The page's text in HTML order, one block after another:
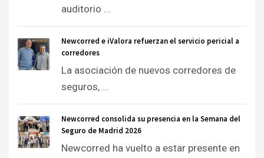
auditorio ...
Newcorred e iValora refuerzan el servicio pericial a
corredores
La asociación de nuevos corredores de
seguros, ...
Newcorred consolida su presencia en la Semana del
Seguro de Madrid 2026
Newcorred ha vuelto a estar presente en